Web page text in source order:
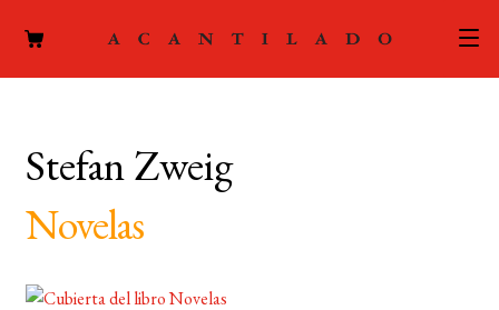
AUTORES
Stefan Zweig
Novelas